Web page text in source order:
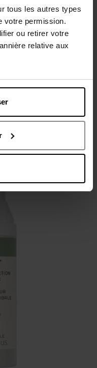
tous les autres types
votre permission.
ou retirer votre
relative aux
SPF. Optez pour
SPF 50